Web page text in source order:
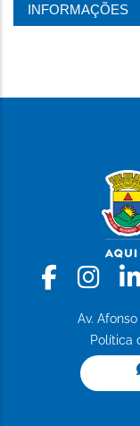
INFORMAÇÕES
Av.
Política